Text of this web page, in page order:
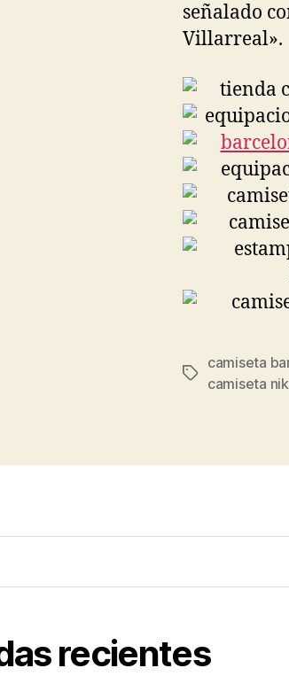
señalado
Villarreal».
Etiquetas
camiseta
camiseta
recientes